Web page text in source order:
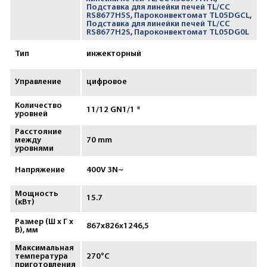
Подставка для линейки печей TL/CC
RS8677H5S, Пароконвектомат TL05DGCL,
Подставка для линейки печей TL/CC
RS8677H2S, Пароконвектомат TL05DG0L
Тип инжекторный
Управление цифровое
Количество
уровней
11/12 GN1/1 *
Расстояние
между
уровнями
70 mm
Напряжение 400V 3N~
Мощность
(кВт)
15.7
Размер (Ш х Г х
В), мм
867х826х1246,5
Максимальная
температура
приготовления
270°С